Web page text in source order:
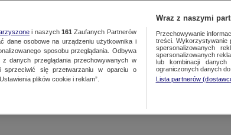
i naszych 161 Zaufanych Partnerów
dane osobowe na urządzeniu użytkownika i
sposobu przeglądania. Odbywa
danych przeglądania przechowywanych w
sprzeciwić się przetwarzaniu w oparciu o
plików cookie i reklam”.
Wraz z naszymi
Przechowywanie
treści. Wykorzystywanie
spersonalizowanych
spersonalizowanych
lub kombinacji
ograniczonych danych
Lista partnerów